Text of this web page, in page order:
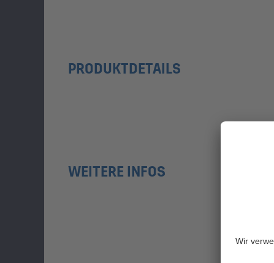
PRODUKTDETAILS
WEITERE INFOS